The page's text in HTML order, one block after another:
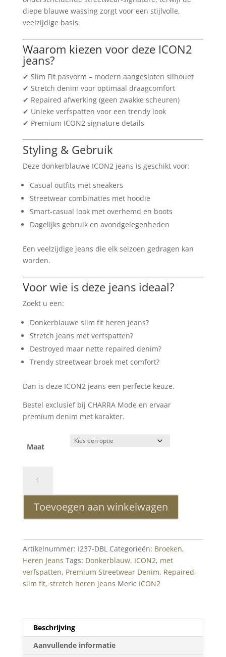
diepe blauwe wassing zorgt voor een stijlvolle,
veelzijdige basis.
Waarom kiezen voor deze ICON2
jeans?
✔ Slim Fit pasvorm – modern aangesloten silhouet
✔ Stretch denim voor optimaal draagcomfort
✔ Repaired afwerking (geen zwakke scheuren)
✔ Unieke verfspatten voor een trendy look
✔ Premium ICON2 signature details
Styling & Gebruik
Deze donkerblauwe ICON2 jeans is geschikt voor:
Casual outfits met sneakers
Streetwear combinaties met hoodie
Smart-casual look met overhemd en boots
Dagelijks gebruik en avondgelegenheden
Een veelzijdige jeans die elk seizoen gedragen kan
worden.
Voor wie is deze jeans ideaal?
Zoekt u een:
Donkerblauwe slim fit heren jeans?
Stretch jeans met verfspatten?
Destroyed maar nette repaired denim?
Trendy streetwear broek met comfort?
Dan is deze ICON2 jeans een perfecte keuze.
Bestel exclusief bij CHARRA Mode en ervaar
premium denim met karakter.
Maat
Fit
Repaired
Stretch
Jeans
–
Donkerblauw
met
Verfspatten
Streetwear
Denim
aantal
Toevoegen aan winkelwagen
Artikelnummer: I237-DBL Categorieën: Broeken,
Heren Jeans Tags: Donkerblauw, ICON2, met
verfspatten, Premium Streetwear Denim, Repaired,
slim fit, stretch heren jeans Merk: ICON2
Beschrijving
Aanvullende informatie